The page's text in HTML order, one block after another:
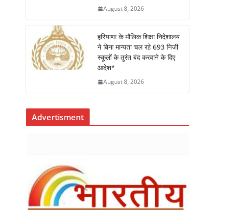
August 8, 2026
हरियाणा के मौलिक शिक्षा निदेशालय
ने बिना मान्यता चल रहे 693 निजी
स्कूलों के तुरंत बंद करवाने के दिए
आदेश*
August 8, 2026
Advertisment